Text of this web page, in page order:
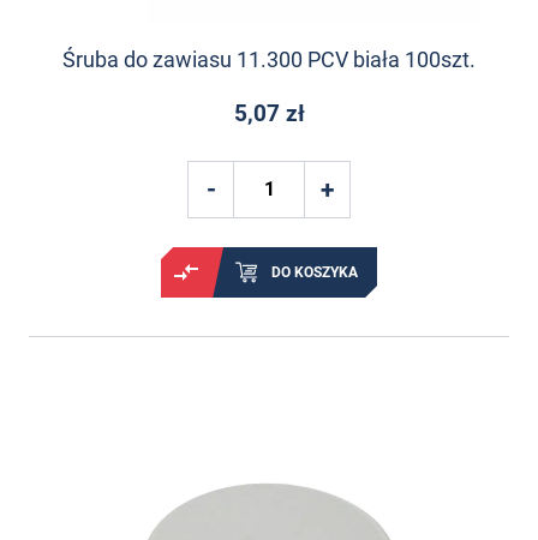
Śruba do zawiasu 11.300 PCV biała 100szt.
5,07 zł
DO KOSZYKA